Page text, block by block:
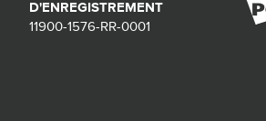
D'ENREGISTREMENT
11900-1576-RR-0001